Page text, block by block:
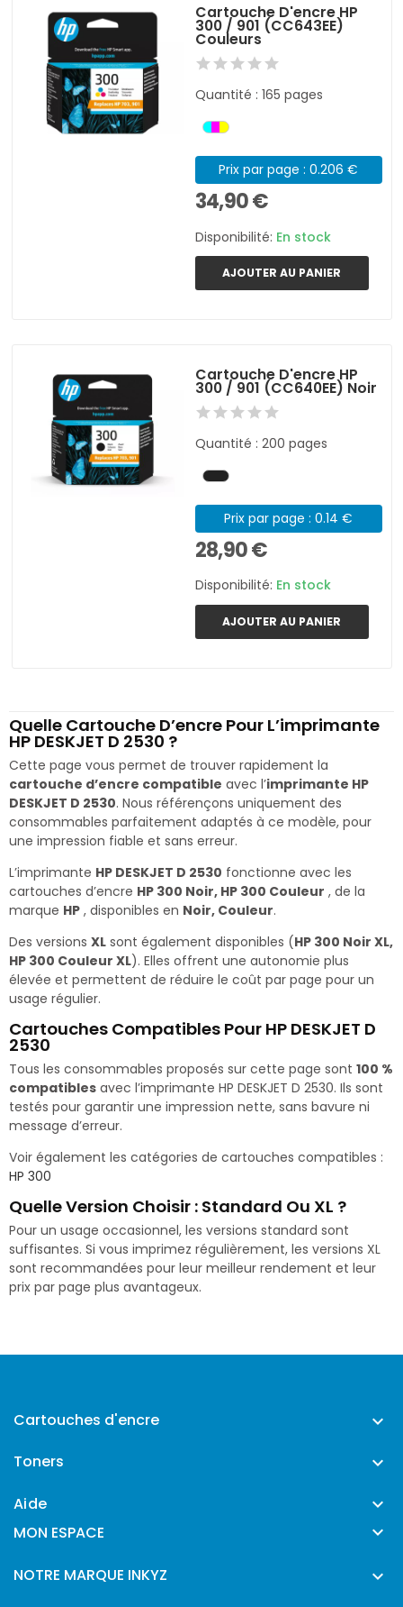
Cartouche D'encre HP
300 / 901 (CC643EE)
Couleurs
Quantité : 165 pages
Prix par page : 0.206 €
34,90 €
Disponibilité: En stock
AJOUTER AU PANIER
Cartouche D'encre HP
300 / 901 (CC640EE) Noir
Quantité : 200 pages
Prix par page : 0.14 €
28,90 €
Disponibilité: En stock
AJOUTER AU PANIER
Quelle Cartouche D’encre Pour L’imprimante
HP DESKJET D 2530 ?
Cette page vous permet de trouver rapidement la
cartouche d’encre compatible avec l’imprimante HP
DESKJET D 2530. Nous référençons uniquement des
consommables parfaitement adaptés à ce modèle, pour
une impression fiable et sans erreur.
L’imprimante HP DESKJET D 2530 fonctionne avec les
cartouches d’encre HP 300 Noir, HP 300 Couleur , de la
marque HP , disponibles en Noir, Couleur.
Des versions XL sont également disponibles (HP 300 Noir XL,
HP 300 Couleur XL). Elles offrent une autonomie plus
élevée et permettent de réduire le coût par page pour un
usage régulier.
Cartouches Compatibles Pour HP DESKJET D
2530
Tous les consommables proposés sur cette page sont 100 %
compatibles avec l’imprimante HP DESKJET D 2530. Ils sont
testés pour garantir une impression nette, sans bavure ni
message d’erreur.
Voir également les catégories de cartouches compatibles :
HP 300
Quelle Version Choisir : Standard Ou XL ?
Pour un usage occasionnel, les versions standard sont
suffisantes. Si vous imprimez régulièrement, les versions XL
sont recommandées pour leur meilleur rendement et leur
prix par page plus avantageux.
Cartouches d'encre 
Toners 
Aide 
MON ESPACE 
NOTRE MARQUE INKYZ 